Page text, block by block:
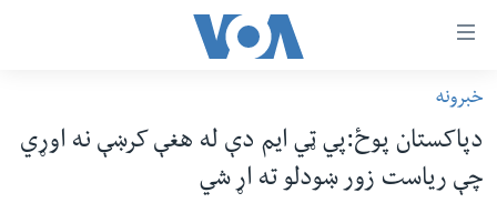
لاس
لینک
وړاندې
د سېمې خبرونه
پاکستان
خبرونه
دپاکستان پوځ:پي ټي ایم دې له هغې کرښې نه اوړي
چې ریاست زور ښودلو ته اړ شي